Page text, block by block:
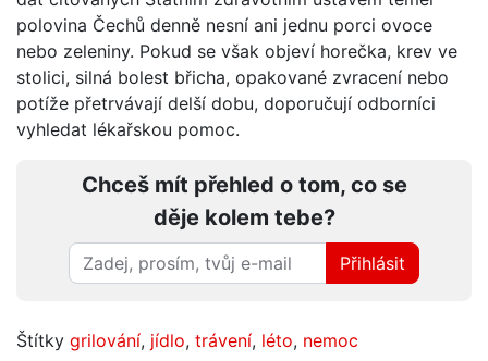
polovina Čechů denně nesní ani jednu porci ovoce
nebo zeleniny. Pokud se však objeví horečka, krev ve
stolici, silná bolest břicha, opakované zvracení nebo
potíže přetrvávají delší dobu, doporučují odborníci
vyhledat lékařskou pomoc.
Chceš mít přehled o tom, co se
děje kolem tebe?
Přihlásit
Štítky grilování, jídlo, trávení, léto, nemoc